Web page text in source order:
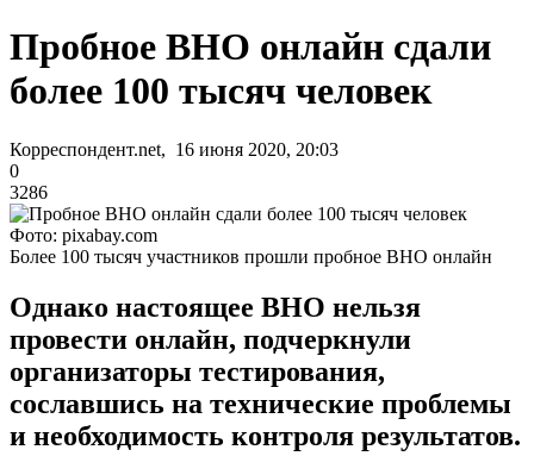
Пробное ВНО онлайн сдали
более 100 тысяч человек
Корреспондент.net, 16 июня 2020, 20:03
0
3286
Фото: pixabay.com
Более 100 тысяч участников прошли пробное ВНО онлайн
Однако настоящее ВНО нельзя
провести онлайн, подчеркнули
организаторы тестирования,
сославшись на технические проблемы
и необходимость контроля результатов.